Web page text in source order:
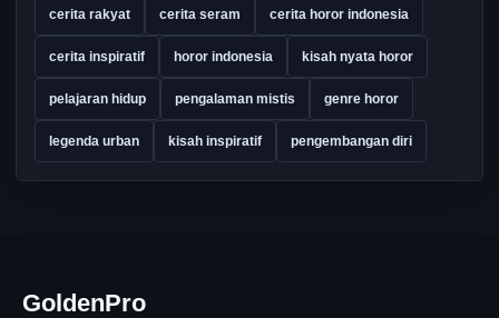
cerita rakyat cerita seram cerita horor indonesia
cerita inspiratif horor indonesia kisah nyata horor
pelajaran hidup pengalaman mistis genre horor
legenda urban kisah inspiratif pengembangan diri
GoldenPro